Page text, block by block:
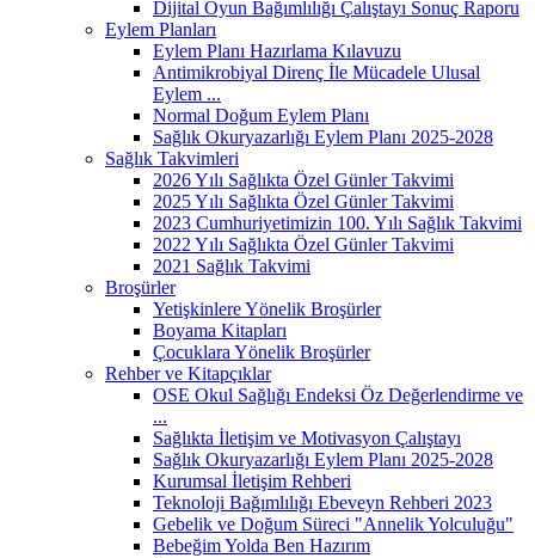
Dijital Oyun Bağımlılığı Çalıştayı Sonuç Raporu
Eylem Planları
Eylem Planı Hazırlama Kılavuzu
Antimikrobiyal Direnç İle Mücadele Ulusal
Eylem ...
Normal Doğum Eylem Planı
Sağlık Okuryazarlığı Eylem Planı 2025-2028
Sağlık Takvimleri
2026 Yılı Sağlıkta Özel Günler Takvimi
2025 Yılı Sağlıkta Özel Günler Takvimi
2023 Cumhuriyetimizin 100. Yılı Sağlık Takvimi
2022 Yılı Sağlıkta Özel Günler Takvimi
2021 Sağlık Takvimi
Broşürler
Yetişkinlere Yönelik Broşürler
Boyama Kitapları
Çocuklara Yönelik Broşürler
Rehber ve Kitapçıklar
OSE Okul Sağlığı Endeksi Öz Değerlendirme ve
...
Sağlıkta İletişim ve Motivasyon Çalıştayı
Sağlık Okuryazarlığı Eylem Planı 2025-2028
Kurumsal İletişim Rehberi
Teknoloji Bağımlılığı Ebeveyn Rehberi 2023
Gebelik ve Doğum Süreci "Annelik Yolculuğu"
Bebeğim Yolda Ben Hazırım